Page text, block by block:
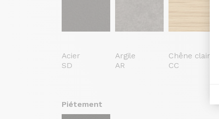
Acier
SD
Argile
AR
Chêne clair
CC
Piétement